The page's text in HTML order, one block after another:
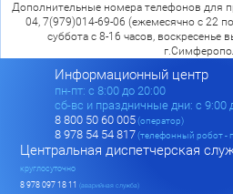
Дополнительные номера телефонов для
04, 7(979)014-69-06 (ежемесячно с 22
суббота с 8-16 часов, воскресенье
Информационный центр
пн-пт: c 8:00 до 20:00
сб-вс и праздничные дни: с 9:00
8 800 50 60 005(оператор)
8 978 54 54 817(телефонный робот -
Центральная диспетчерская
круглосуточно
8 978 097 18 11 (аварийная служба)